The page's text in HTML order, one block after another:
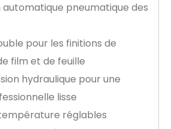
pneumatique des
pour les finitions de
film et de feuille
hydraulique pour une
lisse
réglables